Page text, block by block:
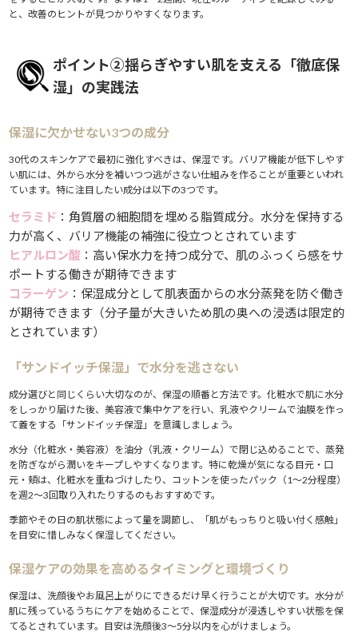
と、改善のヒントが見つかりやすくなります。
ポイント②揺らぎやすい肌を支える「徹底保
湿」の実践法
保湿に欠かせない3つの成分
30代のスキンケアで最初に強化すべきは、保湿です。バリア機能が低下しやす
い肌には、外から水分を補いつつ逃がさない仕組みを作ることが重要といわれ
ています。特に注目したい成分は以下の3つです。
セラミド ：角質層の細胞間を埋める脂質成分。水分を保持する
力が高く、バリア機能の補強に役立つとされています
ヒアルロン酸 ：高い保水力を持つ成分で、肌のふっくら感をサ
ポートする働きが期待できます
コラーゲン ：保湿成分として肌表面からの水分蒸発を防ぐ働き
が期待できます（分子量が大きいため肌の奥への浸透は限定的
とされています）
「サンドイッチ保湿」で水分を逃さない
成分選びと同じくらい大切なのが、保湿の順番と方法です。化粧水で肌に水分
をしっかり届けた後、美容液で集中ケアを行い、乳液やクリームで油膜を作っ
て蓋をする「サンドイッチ保湿」を意識しましょう。
水分（化粧水・美容液）を油分（乳液・クリーム）で閉じ込めることで、蒸発
を防ぎながら潤いをキープしやすくなります。特に乾燥が気になる目元・口
元・頬は、化粧水を重ねづけしたり、コットンを使ったパック（1〜2分程度）
を週2〜3回取り入れたりするのもおすすめです。
季節やその日の肌状態によって量を調節し、「肌がもっちりと吸い付く感触」
を目安に惜しみなく保湿してください。
保湿ケアの効果を高めるタイミングと環境づくり
保湿は、洗顔後やお風呂上がりにできるだけ早く行うことが大切です。水分が
肌に残っているうちにケアを始めることで、保湿成分が浸透しやすい状態を保
てるとされています。目安は洗顔後3〜5分以内を心がけましょう。